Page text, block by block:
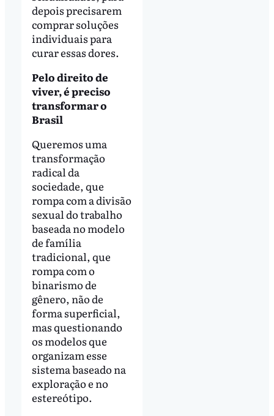
depois precisarem
comprar soluções
individuais para
curar essas dores.
Pelo direito de
viver, é preciso
transformar o
Brasil
Queremos uma
transformação
radical da
sociedade, que
rompa com a divisão
sexual do trabalho
baseada no modelo
de família
tradicional, que
rompa com o
binarismo de
gênero, não de
forma superficial,
mas questionando
os modelos que
organizam esse
sistema baseado na
exploração e no
estereótipo.